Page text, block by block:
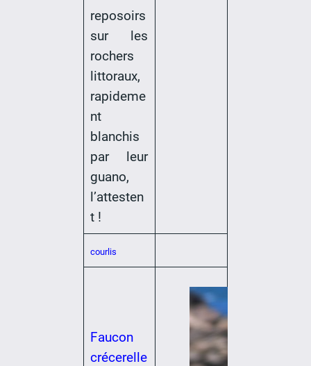
reposoirs
sur les
rochers
littoraux,
rapideme
nt
blanchis
par leur
guano,
l’attesten
t !
courlis
Faucon
crécerelle